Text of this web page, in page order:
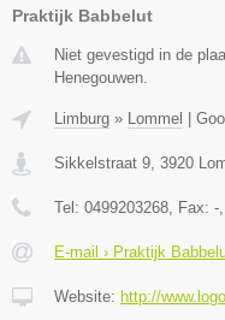
Praktijk Babbelut
Niet gevestigd in de
Henegouwen.
Limburg » Lommel
Sikkelstraat 9, 3920
Tel: 0499203268, Fax: -
E-mail › Praktijk
Website: http://